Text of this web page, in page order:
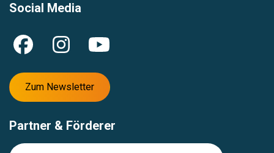
Social Media
Zum Newsletter
Partner & Förderer